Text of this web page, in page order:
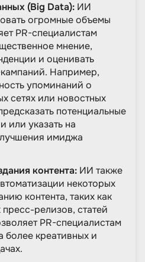
(Big Data): ИИ
огромные объемы
PR-специалистам
мнение,
и оценивать
Например,
упоминаний о
сетях или новостных
потенциальные
или указать на
имиджа
контента: ИИ также
некоторых
контента, таких как
релизов, статей
PR-специалистам
более креативных и